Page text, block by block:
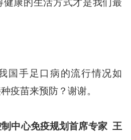
手足口病的流行情况如
疫苗来预防？谢谢。
中心免疫规划首席专家 王